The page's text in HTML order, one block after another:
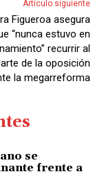
Artículo siguiente
Figueroa asegura
“nunca estuvo en
recurrir al
de la oposición
la megarreforma
se
frente a